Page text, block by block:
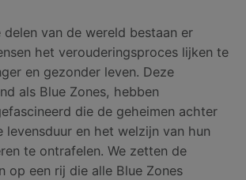
delen van de wereld bestaan ​​er
het verouderingsproces lijken te
en gezonder leven. Deze
als Blue Zones, hebben
die de geheimen achter
levensduur en het welzijn van hun
te ontrafelen. We zetten de
op een rij die alle Blue Zones